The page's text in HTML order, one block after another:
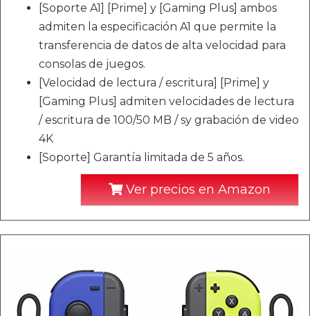
[Soporte A1] [Prime] y [Gaming Plus] ambos
admiten la especificación A1 que permite la
transferencia de datos de alta velocidad para
consolas de juegos.
[Velocidad de lectura / escritura] [Prime] y
[Gaming Plus] admiten velocidades de lectura
/ escritura de 100/50 MB / sy grabación de video
4K
[Soporte] Garantía limitada de 5 años.
Ver precios en Amazon